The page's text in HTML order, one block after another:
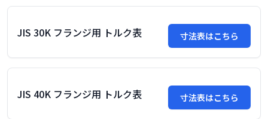
JIS 30K フランジ用 トルク表 寸法表はこちら
JIS 40K フランジ用 トルク表 寸法表はこちら